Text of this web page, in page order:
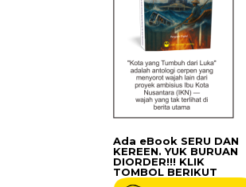
Ada eBook SERU DAN
KEREEN. YUK BURUAN
DIORDER!!! KLIK
TOMBOL BERIKUT